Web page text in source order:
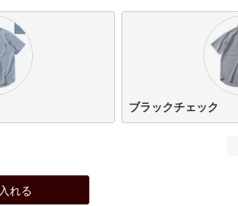
ブラックチェック
れる